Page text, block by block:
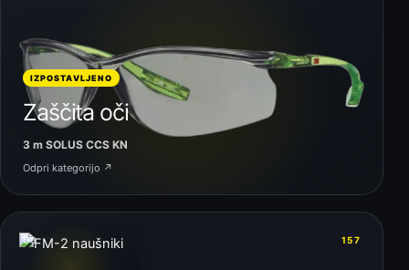
IZPOSTAVLJENO
Zaščita oči
3 m SOLUS CCS KN
Odpri kategorijo ↗
06 157